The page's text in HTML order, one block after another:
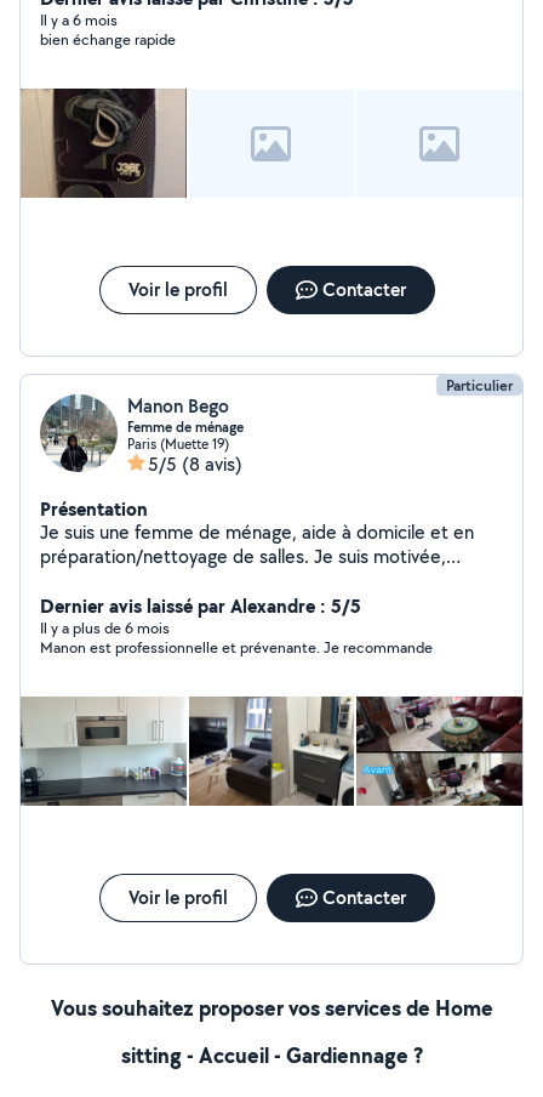
tous niveaux - consultante en financement / coaching en
gestion budgétaire
Il y a 6 mois
bien échange rapide
Voir le profil Contacter
Particulier
Manon Bego
Femme de ménage
Paris (Muette 19)
5/5 (8 avis)
Présentation
Je suis une femme de ménage, aide à domicile et en
préparation/nettoyage de salles. Je suis motivée,
peux vous aider à maintenir votre maison propre et
ordonnée, vous assister dans vos tâches quotidiennes,
vous accompagner pour les soins personnels.
Dernier avis laissé par Alexandre : 5/5
Il y a plus de 6 mois
Manon est professionnelle et prévenante. Je recommande
Voir le profil Contacter
Vous souhaitez proposer vos services de Home
sitting - Accueil - Gardiennage ?